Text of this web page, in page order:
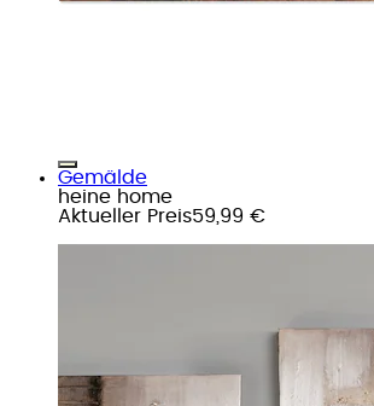
Gemälde
heine home
Aktueller Preis59,99 €